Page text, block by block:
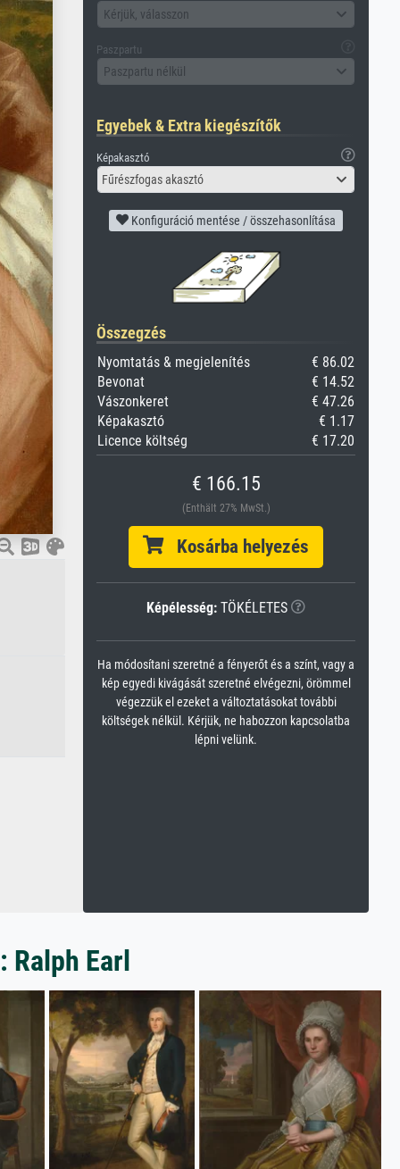
Kérjük, válasszon
Paszpartu
Paszpartu nélkül
Egyebek & Extra kiegészítők
Képakasztó
Fűrészfogas akasztó
Konfiguráció mentése / összehasonlítása
Összegzés
Nyomtatás & megjelenítés
€ 86.02
Bevonat
€ 14.52
Vászonkeret
€ 47.26
Képakasztó
€ 1.17
Licence költség
€ 17.20
€ 166.15
(Enthält 27% MwSt.)
Kosárba helyezés
Képélesség: TÖKÉLETES
Ha módosítani szeretné a fényerőt és a színt, vagy a
kép egyedi kivágását szeretné elvégezni, örömmel
végezzük el ezeket a változtatásokat további
költségek nélkül. Kérjük, ne habozzon kapcsolatba
lépni velünk.
Earl